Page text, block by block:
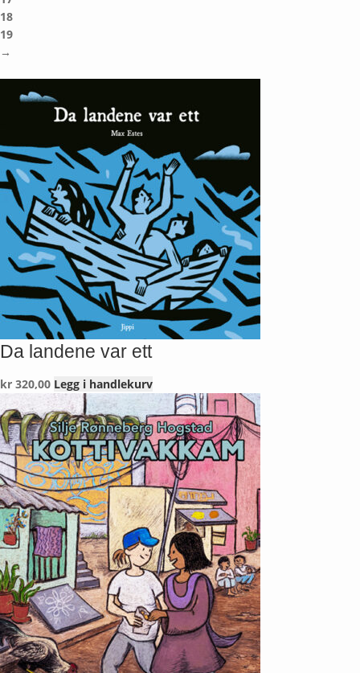
18
19
→
Da landene var ett
kr 320,00 Legg i handlekurv